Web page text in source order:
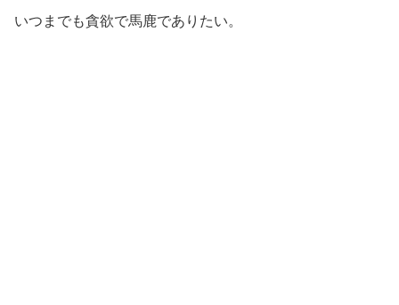
いつまでも貪欲で馬鹿でありたい。